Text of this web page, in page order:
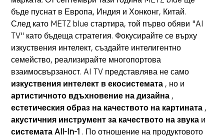
бъде пуснат в Европа, Индия и Хонконг, Китай.
След като METZ blue стартира, той първо обяви "AI
TV" като бъдеща стратегия. Фокусирайте се върху
изкуствения интелект, създайте интелигентно
семейство, реализирайте многопортова
взаимосвързаност. AI TV представлява не само
изкуствения интелект в екосистемата , но и
артистичното вдъхновение на дизайна ,
естетическия образ на качеството на картината ,
акустичния инструмент за качеството на звука и
системата All-In-1 . По отношение на продуктовото